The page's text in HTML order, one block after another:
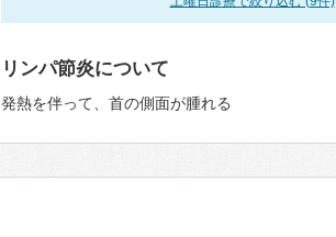
リンパ節炎について
発熱を伴って、首の側面が腫れる